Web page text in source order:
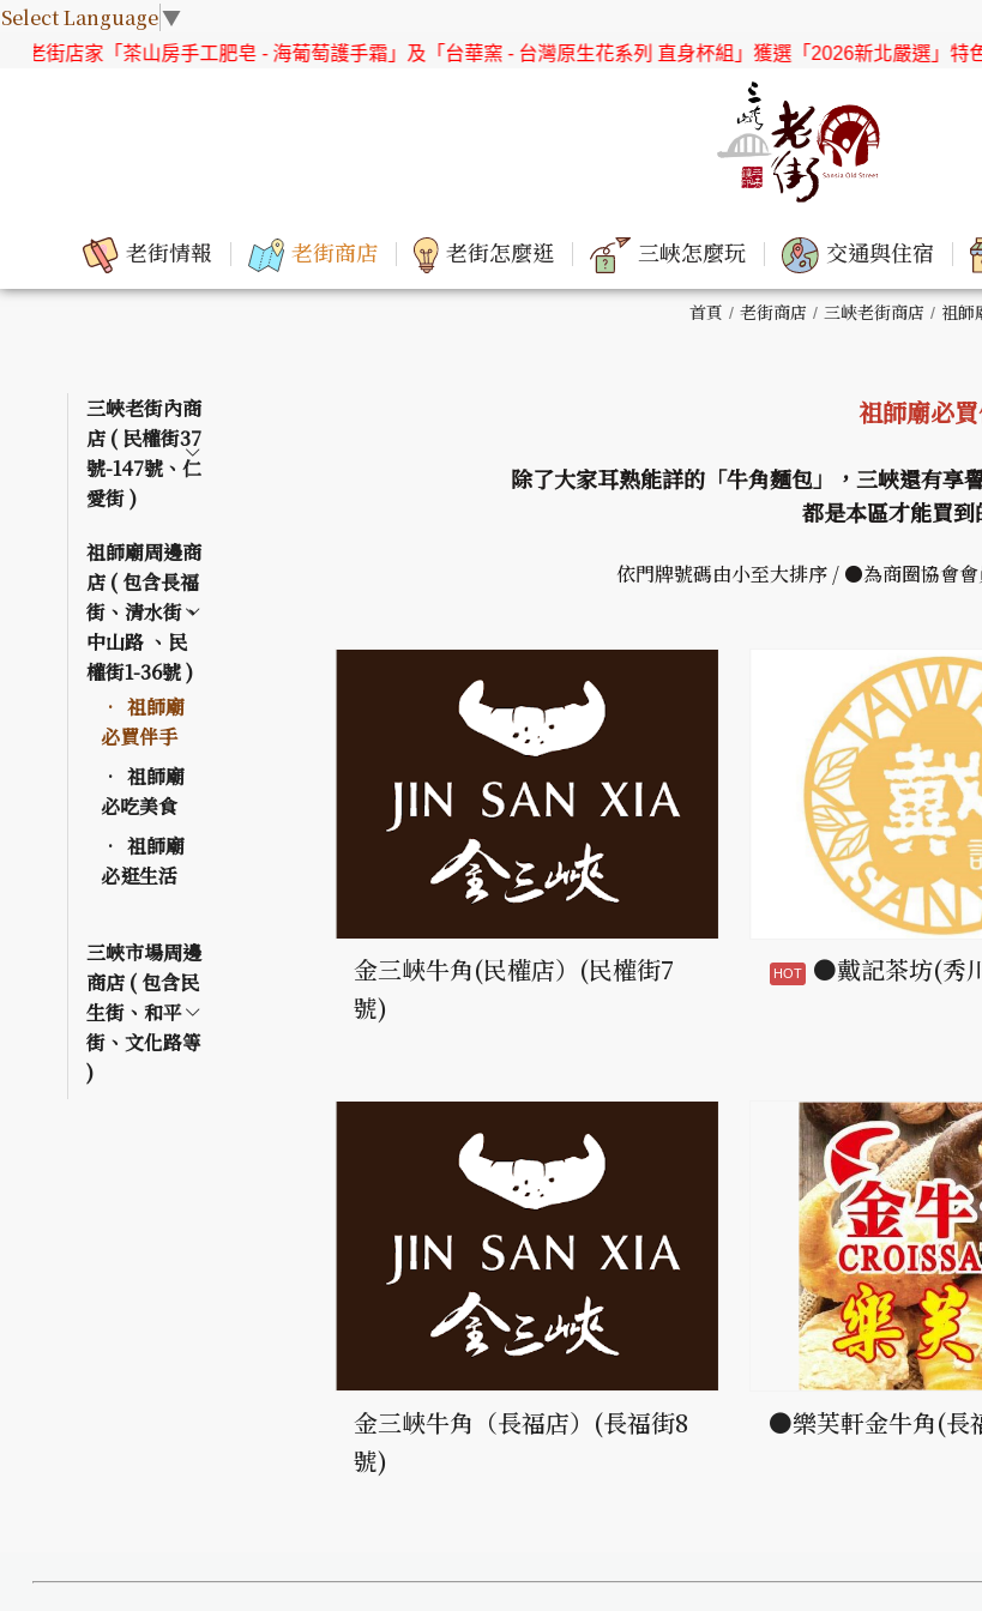
Select Language▼
店家「茶山房手工肥皂 - 海葡萄護手霜」及「台華窯 - 台灣原生花系列 直身杯組」獲選「2026新北嚴選」特色商
老街情報 老街商店 老街怎麼逛 三峽怎麼玩 交通與住宿
首頁 老街商店 三峽老街商店 祖師
三峽老街內商
店 ( 民權街37
號-147號、仁
愛街 )
祖師廟周邊商
店 ( 包含長福
街、清水街、
中山路 、民
權街1-36號 )
祖師廟
必買伴手
祖師廟
必吃美食
祖師廟
必逛生活
三峽市場周邊
商店 ( 包含民
生街、和平
街、文化路等
)
祖師廟必
除了大家耳熟能詳的「牛角麵包」，三峽還有享
都是本區才能買
依門牌號碼由小至大排序 / ●為商圈協會
金三峽牛角(民權店）(民權街7
號)
●戴記茶坊(秀
金三峽牛角（長福店）(長福街8
號)
●樂芙軒金牛角(長